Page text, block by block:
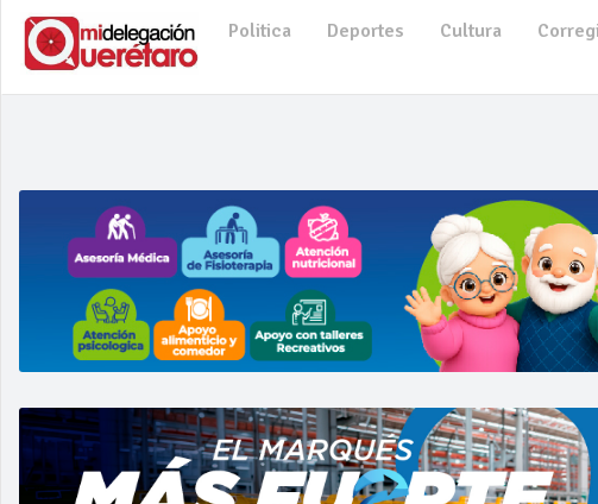
Politica Deportes Cultura